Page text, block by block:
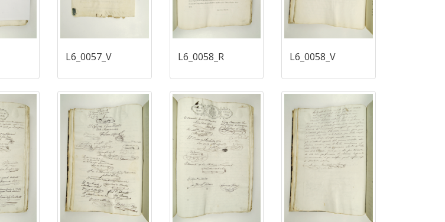
L6_0057_V L6_0058_R L6_0058_V